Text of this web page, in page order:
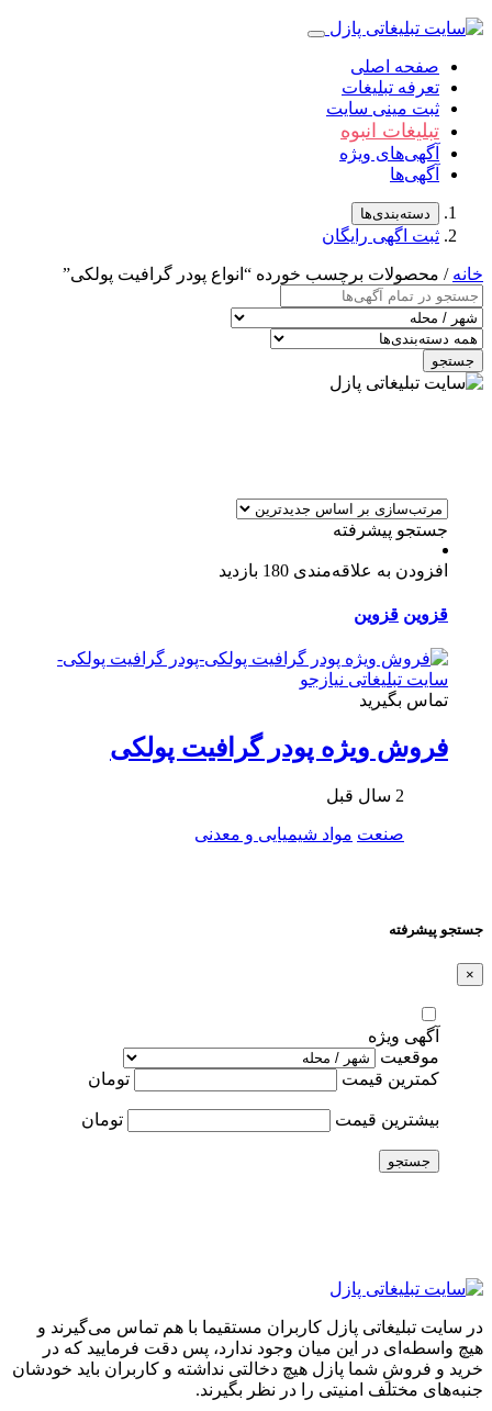
صفحه اصلی
تعرفه تبلیغات
ثبت مینی سایت
تبلیغات انبوه
آگهی‌های ویژه
آگهی‌ها
دسته‌بندی‌ها
ثبت اگهی رایگان
خانه / محصولات برچسب خورده “انواع پودر گرافیت‌ پولکی”
جستجو
جستجو پیشرفته
افزودن به علاقه‌مندی 180 بازدید
قزوین قزوین
تماس بگیرید
فروش ویژه پودر گرافیت پولکی
2 سال قبل
صنعت مواد شیمیایی و معدنی
جستجو پیشرفته
×
آگهی ویژه
موقعیت
کمترین قیمت
تومان
بیشترین قیمت تومان
جستجو
در سایت تبلیغاتی پازل کاربران مستقیما با هم تماس می‌گیرند و
هیچ واسطه‌ای در این میان وجود ندارد، پس دقت فرمایید که در
خرید و فروشِ شما پازل هیچ دخالتی نداشته و کاربران باید خودشان
جنبه‌های مختلف امنیتی را در نظر بگیرند.